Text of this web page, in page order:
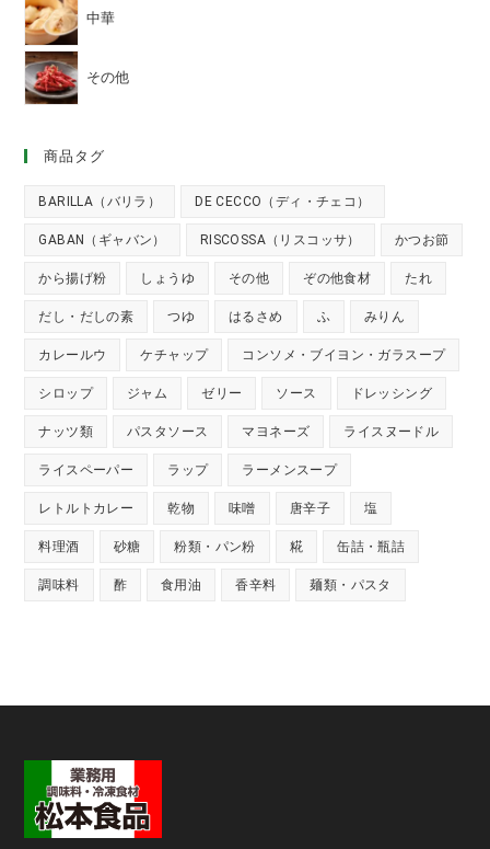
中華
その他
商品タグ
BARILLA（バリラ） DE CECCO（ディ・チェコ）
GABAN（ギャバン） RISCOSSA（リスコッサ） かつお節
から揚げ粉 しょうゆ その他 ぞの他食材 たれ
だし・だしの素 つゆ はるさめ ふ みりん
カレールウ ケチャップ コンソメ・ブイヨン・ガラスープ
シロップ ジャム ゼリー ソース ドレッシング
ナッツ類 パスタソース マヨネーズ ライスヌードル
ライスペーパー ラップ ラーメンスープ
レトルトカレー 乾物 味噌 唐辛子 塩
料理酒 砂糖 粉類・パン粉 糀 缶詰・瓶詰
調味料 酢 食用油 香辛料 麺類・パスタ